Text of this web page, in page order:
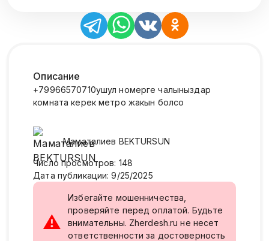
Описание
+79966570710ушул номерге чалыныздар
комната керек метро жакын болсо
Маматалиев BEKTURSUN
Число просмотров: 148
Дата публикации: 9/25/2025
⚠
Избегайте мошенничества,
проверяйте перед оплатой. Будьте
внимательны. Zherdesh.ru не несет
ответственности за достоверность